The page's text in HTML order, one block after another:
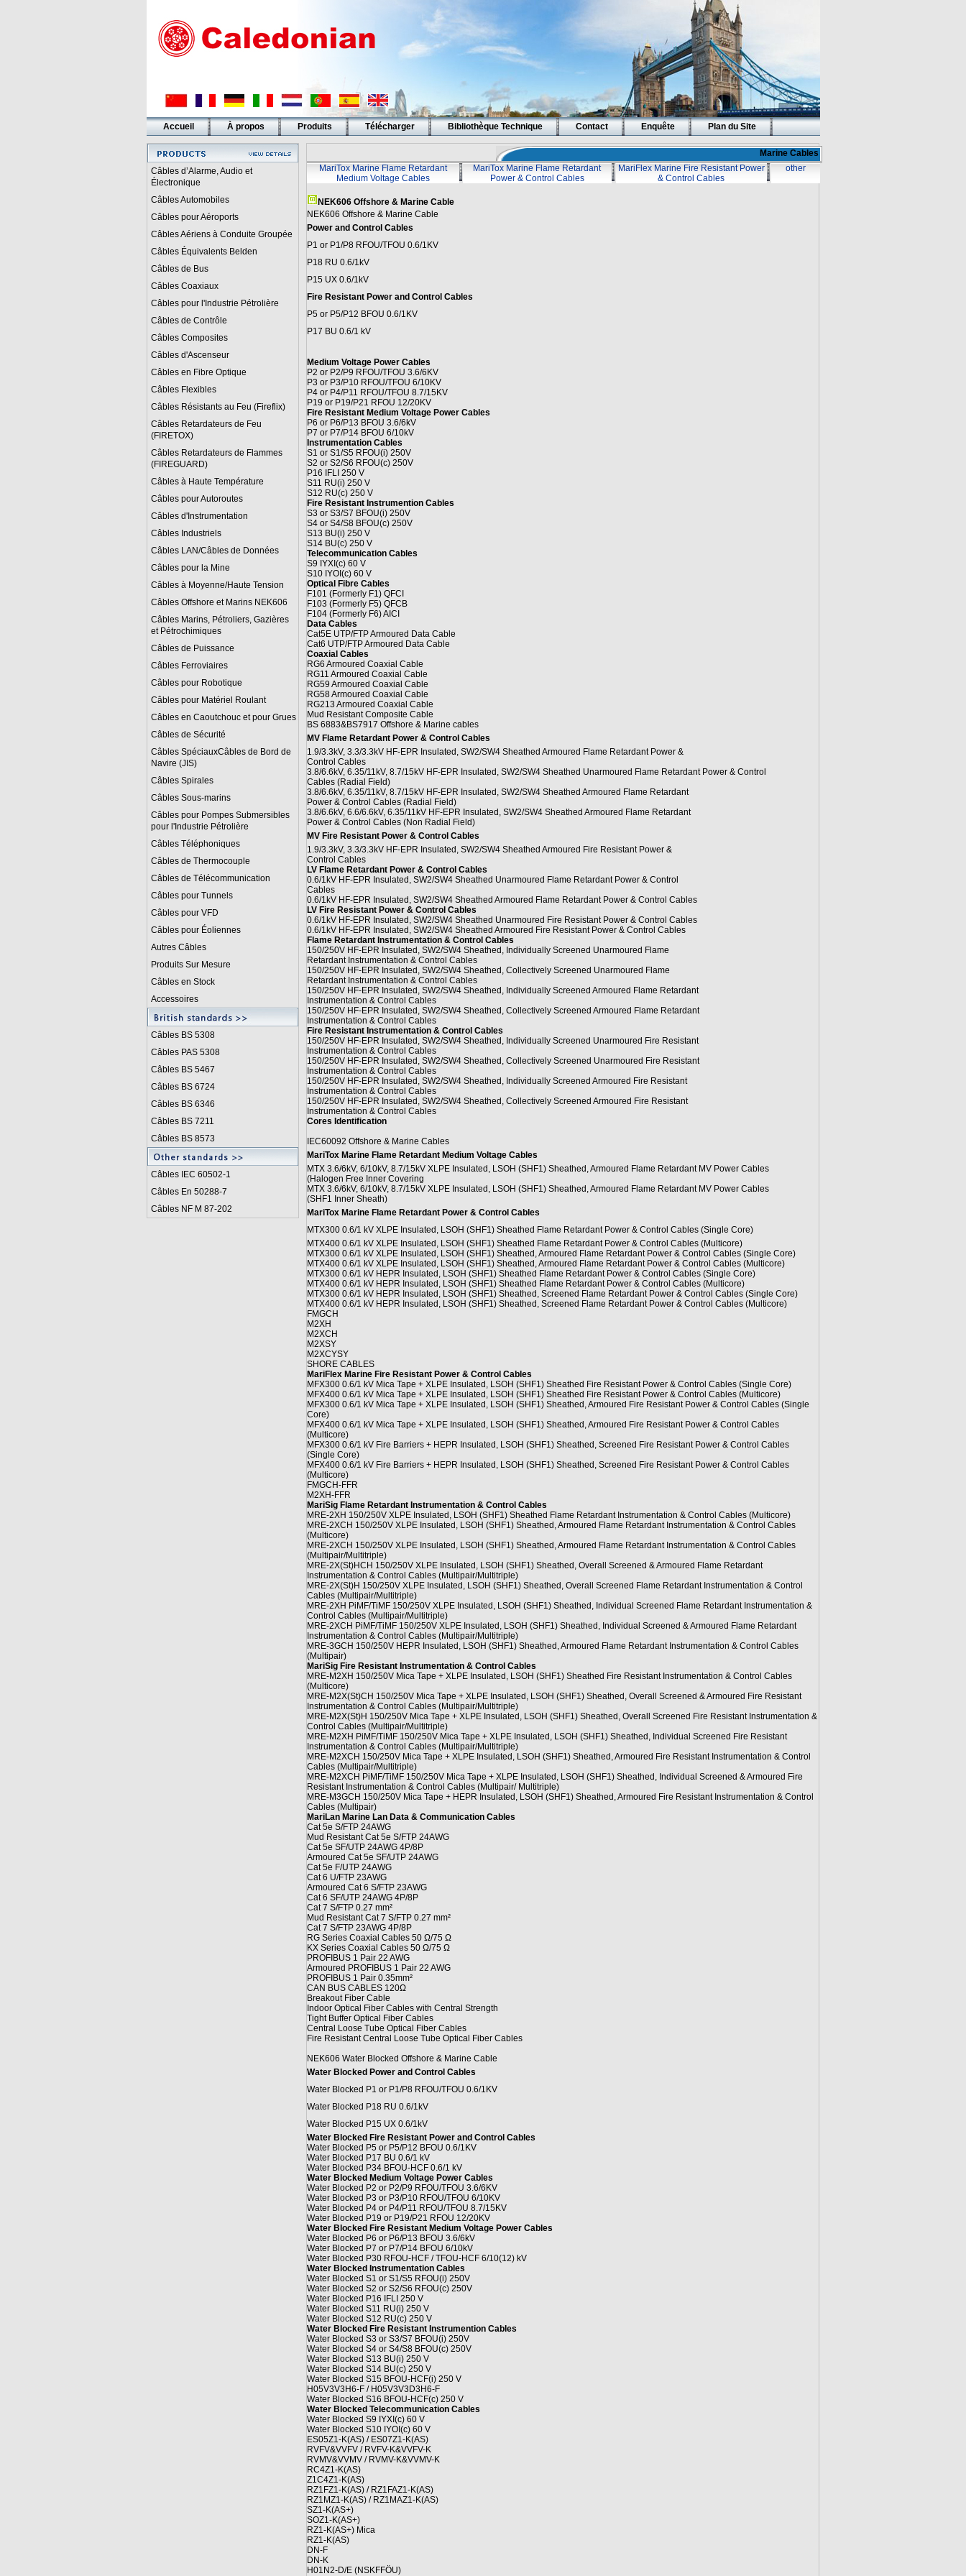
Accueil À propos Produits Télécharger Bibliothèque Technique Contact Enquête
Plan du Site
Liens
Câbles d’Alarme, Audio et
Électronique
Câbles Automobiles
Câbles pour Aéroports
Câbles Aériens à Conduite Groupée
Câbles Équivalents Belden
Câbles de Bus
Câbles Coaxiaux
Câbles pour l'Industrie Pétrolière
Câbles de Contrôle
Câbles Composites
Câbles d'Ascenseur
Câbles en Fibre Optique
Câbles Flexibles
Câbles Résistants au Feu (Fireflix)
Câbles Retardateurs de Feu
(FIRETOX)
Câbles Retardateurs de Flammes
(FIREGUARD)
Câbles à Haute Température
Câbles pour Autoroutes
Câbles d'Instrumentation
Câbles Industriels
Câbles LAN/Câbles de Données
Câbles pour la Mine
Câbles à Moyenne/Haute Tension
Câbles Offshore et Marins NEK606
Câbles Marins, Pétroliers, Gazières
et Pétrochimiques
Câbles de Puissance
Câbles Ferroviaires
Câbles pour Robotique
Câbles pour Matériel Roulant
Câbles en Caoutchouc et pour Grues
Câbles de Sécurité
Câbles SpéciauxCâbles de Bord de
Navire (JIS)
Câbles Spirales
Câbles Sous-marins
Câbles pour Pompes Submersibles
pour l'Industrie Pétrolière
Câbles Téléphoniques
Câbles de Thermocouple
Câbles de Télécommunication
Câbles pour Tunnels
Câbles pour VFD
Câbles pour Éoliennes
Autres Câbles
Produits Sur Mesure
Câbles en Stock
Accessoires
Câbles BS 5308
Câbles PAS 5308
Câbles BS 5467
Câbles BS 6724
Câbles BS 6346
Câbles BS 7211
Câbles BS 8573
Câbles IEC 60502-1
Câbles En 50288-7
Câbles NF M 87-202
Marine Cables
MariTox Marine Flame Retardant
Medium Voltage Cables
MariTox Marine Flame Retardant
Power & Control Cables
MariFlex Marine Fire Resistant Power
& Control Cables
other
NEK606 Offshore & Marine Cable
NEK606 Offshore & Marine Cable
Power and Control Cables
P1 or P1/P8 RFOU/TFOU 0.6/1KV
P18 RU 0.6/1kV
P15 UX 0.6/1kV
Fire Resistant Power and Control Cables
P5 or P5/P12 BFOU 0.6/1KV
P17 BU 0.6/1 kV
Medium Voltage Power Cables
P2 or P2/P9 RFOU/TFOU 3.6/6KV
P3 or P3/P10 RFOU/TFOU 6/10KV
P4 or P4/P11 RFOU/TFOU 8.7/15KV
P19 or P19/P21 RFOU 12/20KV
Fire Resistant Medium Voltage Power Cables
P6 or P6/P13 BFOU 3.6/6kV
P7 or P7/P14 BFOU 6/10kV
Instrumentation Cables
S1 or S1/S5 RFOU(i) 250V
S2 or S2/S6 RFOU(c) 250V
P16 IFLI 250 V
S11 RU(i) 250 V
S12 RU(c) 250 V
Fire Resistant Instrumention Cables
S3 or S3/S7 BFOU(i) 250V
S4 or S4/S8 BFOU(c) 250V
S13 BU(i) 250 V
S14 BU(c) 250 V
Telecommunication Cables
S9 IYXI(c) 60 V
S10 IYOI(c) 60 V
Optical Fibre Cables
F101 (Formerly F1) QFCI
F103 (Formerly F5) QFCB
F104 (Formerly F6) AICI
Data Cables
Cat5E UTP/FTP Armoured Data Cable
Cat6 UTP/FTP Armoured Data Cable
Coaxial Cables
RG6 Armoured Coaxial Cable
RG11 Armoured Coaxial Cable
RG59 Armoured Coaxial Cable
RG58 Armoured Coaxial Cable
RG213 Armoured Coaxial Cable
Mud Resistant Composite Cable
BS 6883&BS7917 Offshore & Marine cables
MV Flame Retardant Power & Control Cables
1.9/3.3kV, 3.3/3.3kV HF-EPR Insulated, SW2/SW4 Sheathed Armoured Flame Retardant Power &
Control Cables
3.8/6.6kV, 6.35/11kV, 8.7/15kV HF-EPR Insulated, SW2/SW4 Sheathed Unarmoured Flame Retardant Power & Control
Cables (Radial Field)
3.8/6.6kV, 6.35/11kV, 8.7/15kV HF-EPR Insulated, SW2/SW4 Sheathed Armoured Flame Retardant
Power & Control Cables (Radial Field)
3.8/6.6kV, 6.6/6.6kV, 6.35/11kV HF-EPR Insulated, SW2/SW4 Sheathed Armoured Flame Retardant
Power & Control Cables (Non Radial Field)
MV Fire Resistant Power & Control Cables
1.9/3.3kV, 3.3/3.3kV HF-EPR Insulated, SW2/SW4 Sheathed Armoured Fire Resistant Power &
Control Cables
LV Flame Retardant Power & Control Cables
0.6/1kV HF-EPR Insulated, SW2/SW4 Sheathed Unarmoured Flame Retardant Power & Control
Cables
0.6/1kV HF-EPR Insulated, SW2/SW4 Sheathed Armoured Flame Retardant Power & Control Cables
LV Fire Resistant Power & Control Cables
0.6/1kV HF-EPR Insulated, SW2/SW4 Sheathed Unarmoured Fire Resistant Power & Control Cables
0.6/1kV HF-EPR Insulated, SW2/SW4 Sheathed Armoured Fire Resistant Power & Control Cables
Flame Retardant Instrumentation & Control Cables
150/250V HF-EPR Insulated, SW2/SW4 Sheathed, Individually Screened Unarmoured Flame
Retardant Instrumentation & Control Cables
150/250V HF-EPR Insulated, SW2/SW4 Sheathed, Collectively Screened Unarmoured Flame
Retardant Instrumentation & Control Cables
150/250V HF-EPR Insulated, SW2/SW4 Sheathed, Individually Screened Armoured Flame Retardant
Instrumentation & Control Cables
150/250V HF-EPR Insulated, SW2/SW4 Sheathed, Collectively Screened Armoured Flame Retardant
Instrumentation & Control Cables
Fire Resistant Instrumentation & Control Cables
150/250V HF-EPR Insulated, SW2/SW4 Sheathed, Individually Screened Unarmoured Fire Resistant
Instrumentation & Control Cables
150/250V HF-EPR Insulated, SW2/SW4 Sheathed, Collectively Screened Unarmoured Fire Resistant
Instrumentation & Control Cables
150/250V HF-EPR Insulated, SW2/SW4 Sheathed, Individually Screened Armoured Fire Resistant
Instrumentation & Control Cables
150/250V HF-EPR Insulated, SW2/SW4 Sheathed, Collectively Screened Armoured Fire Resistant
Instrumentation & Control Cables
Cores Identification
IEC60092 Offshore & Marine Cables
MariTox Marine Flame Retardant Medium Voltage Cables
MTX 3.6/6kV, 6/10kV, 8.7/15kV XLPE Insulated, LSOH (SHF1) Sheathed, Armoured Flame Retardant MV Power Cables
(Halogen Free Inner Covering
MTX 3.6/6kV, 6/10kV, 8.7/15kV XLPE Insulated, LSOH (SHF1) Sheathed, Armoured Flame Retardant MV Power Cables
(SHF1 Inner Sheath)
MariTox Marine Flame Retardant Power & Control Cables
MTX300 0.6/1 kV XLPE Insulated, LSOH (SHF1) Sheathed Flame Retardant Power & Control Cables (Single Core)
MTX400 0.6/1 kV XLPE Insulated, LSOH (SHF1) Sheathed Flame Retardant Power & Control Cables (Multicore)
MTX300 0.6/1 kV XLPE Insulated, LSOH (SHF1) Sheathed, Armoured Flame Retardant Power & Control Cables (Single Core)
MTX400 0.6/1 kV XLPE Insulated, LSOH (SHF1) Sheathed, Armoured Flame Retardant Power & Control Cables (Multicore)
MTX300 0.6/1 kV HEPR Insulated, LSOH (SHF1) Sheathed Flame Retardant Power & Control Cables (Single Core)
MTX400 0.6/1 kV HEPR Insulated, LSOH (SHF1) Sheathed Flame Retardant Power & Control Cables (Multicore)
MTX300 0.6/1 kV HEPR Insulated, LSOH (SHF1) Sheathed, Screened Flame Retardant Power & Control Cables (Single Core)
MTX400 0.6/1 kV HEPR Insulated, LSOH (SHF1) Sheathed, Screened Flame Retardant Power & Control Cables (Multicore)
FMGCH
M2XH
M2XCH
M2XSY
M2XCYSY
SHORE CABLES
MariFlex Marine Fire Resistant Power & Control Cables
MFX300 0.6/1 kV Mica Tape + XLPE Insulated, LSOH (SHF1) Sheathed Fire Resistant Power & Control Cables (Single Core)
MFX400 0.6/1 kV Mica Tape + XLPE Insulated, LSOH (SHF1) Sheathed Fire Resistant Power & Control Cables (Multicore)
MFX300 0.6/1 kV Mica Tape + XLPE Insulated, LSOH (SHF1) Sheathed, Armoured Fire Resistant Power & Control Cables (Single
Core)
MFX400 0.6/1 kV Mica Tape + XLPE Insulated, LSOH (SHF1) Sheathed, Armoured Fire Resistant Power & Control Cables
(Multicore)
MFX300 0.6/1 kV Fire Barriers + HEPR Insulated, LSOH (SHF1) Sheathed, Screened Fire Resistant Power & Control Cables
(Single Core)
MFX400 0.6/1 kV Fire Barriers + HEPR Insulated, LSOH (SHF1) Sheathed, Screened Fire Resistant Power & Control Cables
(Multicore)
FMGCH-FFR
M2XH-FFR
MariSig Flame Retardant Instrumentation & Control Cables
MRE-2XH 150/250V XLPE Insulated, LSOH (SHF1) Sheathed Flame Retardant Instrumentation & Control Cables (Multicore)
MRE-2XCH 150/250V XLPE Insulated, LSOH (SHF1) Sheathed, Armoured Flame Retardant Instrumentation & Control Cables
(Multicore)
MRE-2XCH 150/250V XLPE Insulated, LSOH (SHF1) Sheathed, Armoured Flame Retardant Instrumentation & Control Cables
(Multipair/Multitriple)
MRE-2X(St)HCH 150/250V XLPE Insulated, LSOH (SHF1) Sheathed, Overall Screened & Armoured Flame Retardant
Instrumentation & Control Cables (Multipair/Multitriple)
MRE-2X(St)H 150/250V XLPE Insulated, LSOH (SHF1) Sheathed, Overall Screened Flame Retardant Instrumentation & Control
Cables (Multipair/Multitriple)
MRE-2XH PiMF/TiMF 150/250V XLPE Insulated, LSOH (SHF1) Sheathed, Individual Screened Flame Retardant Instrumentation &
Control Cables (Multipair/Multitriple)
MRE-2XCH PiMF/TiMF 150/250V XLPE Insulated, LSOH (SHF1) Sheathed, Individual Screened & Armoured Flame Retardant
Instrumentation & Control Cables (Multipair/Multitriple)
MRE-3GCH 150/250V HEPR Insulated, LSOH (SHF1) Sheathed, Armoured Flame Retardant Instrumentation & Control Cables
(Multipair)
MariSig Fire Resistant Instrumentation & Control Cables
MRE-M2XH 150/250V Mica Tape + XLPE Insulated, LSOH (SHF1) Sheathed Fire Resistant Instrumentation & Control Cables
(Multicore)
MRE-M2X(St)CH 150/250V Mica Tape + XLPE Insulated, LSOH (SHF1) Sheathed, Overall Screened & Armoured Fire Resistant
Instrumentation & Control Cables (Multipair/Multitriple)
MRE-M2X(St)H 150/250V Mica Tape + XLPE Insulated, LSOH (SHF1) Sheathed, Overall Screened Fire Resistant Instrumentation &
Control Cables (Multipair/Multitriple)
MRE-M2XH PiMF/TiMF 150/250V Mica Tape + XLPE Insulated, LSOH (SHF1) Sheathed, Individual Screened Fire Resistant
Instrumentation & Control Cables (Multipair/Multitriple)
MRE-M2XCH 150/250V Mica Tape + XLPE Insulated, LSOH (SHF1) Sheathed, Armoured Fire Resistant Instrumentation & Control
Cables (Multipair/Multitriple)
MRE-M2XCH PiMF/TiMF 150/250V Mica Tape + XLPE Insulated, LSOH (SHF1) Sheathed, Individual Screened & Armoured Fire
Resistant Instrumentation & Control Cables (Multipair/ Multitriple)
MRE-M3GCH 150/250V Mica Tape + HEPR Insulated, LSOH (SHF1) Sheathed, Armoured Fire Resistant Instrumentation & Control
Cables (Multipair)
MariLan Marine Lan Data & Communication Cables
Cat 5e S/FTP 24AWG
Mud Resistant Cat 5e S/FTP 24AWG
Cat 5e SF/UTP 24AWG 4P/8P
Armoured Cat 5e SF/UTP 24AWG
Cat 5e F/UTP 24AWG
Cat 6 U/FTP 23AWG
Armoured Cat 6 S/FTP 23AWG
Cat 6 SF/UTP 24AWG 4P/8P
Cat 7 S/FTP 0.27 mm²
Mud Resistant Cat 7 S/FTP 0.27 mm²
Cat 7 S/FTP 23AWG 4P/8P
RG Series Coaxial Cables 50 Ω/75 Ω
KX Series Coaxial Cables 50 Ω/75 Ω
PROFIBUS 1 Pair 22 AWG
Armoured PROFIBUS 1 Pair 22 AWG
PROFIBUS 1 Pair 0.35mm²
CAN BUS CABLES 120Ω
Breakout Fiber Cable
Indoor Optical Fiber Cables with Central Strength
Tight Buffer Optical Fiber Cables
Central Loose Tube Optical Fiber Cables
Fire Resistant Central Loose Tube Optical Fiber Cables
NEK606 Water Blocked Offshore & Marine Cable
Water Blocked Power and Control Cables
Water Blocked P1 or P1/P8 RFOU/TFOU 0.6/1KV
Water Blocked P18 RU 0.6/1kV
Water Blocked P15 UX 0.6/1kV
Water Blocked Fire Resistant Power and Control Cables
Water Blocked P5 or P5/P12 BFOU 0.6/1KV
Water Blocked P17 BU 0.6/1 kV
Water Blocked P34 BFOU-HCF 0.6/1 kV
Water Blocked Medium Voltage Power Cables
Water Blocked P2 or P2/P9 RFOU/TFOU 3.6/6KV
Water Blocked P3 or P3/P10 RFOU/TFOU 6/10KV
Water Blocked P4 or P4/P11 RFOU/TFOU 8.7/15KV
Water Blocked P19 or P19/P21 RFOU 12/20KV
Water Blocked Fire Resistant Medium Voltage Power Cables
Water Blocked P6 or P6/P13 BFOU 3.6/6kV
Water Blocked P7 or P7/P14 BFOU 6/10kV
Water Blocked P30 RFOU-HCF / TFOU-HCF 6/10(12) kV
Water Blocked Instrumentation Cables
Water Blocked S1 or S1/S5 RFOU(i) 250V
Water Blocked S2 or S2/S6 RFOU(c) 250V
Water Blocked P16 IFLI 250 V
Water Blocked S11 RU(i) 250 V
Water Blocked S12 RU(c) 250 V
Water Blocked Fire Resistant Instrumention Cables
Water Blocked S3 or S3/S7 BFOU(i) 250V
Water Blocked S4 or S4/S8 BFOU(c) 250V
Water Blocked S13 BU(i) 250 V
Water Blocked S14 BU(c) 250 V
Water Blocked S15 BFOU-HCF(i) 250 V
H05V3V3H6-F / H05V3V3D3H6-F
Water Blocked S16 BFOU-HCF(c) 250 V
Water Blocked Telecommunication Cables
Water Blocked S9 IYXI(c) 60 V
Water Blocked S10 IYOI(c) 60 V
ES05Z1-K(AS) / ES07Z1-K(AS)
RVFV&VVFV / RVFV-K&VVFV-K
RVMV&VVMV / RVMV-K&VVMV-K
RC4Z1-K(AS)
Z1C4Z1-K(AS)
RZ1FZ1-K(AS) / RZ1FAZ1-K(AS)
RZ1MZ1-K(AS) / RZ1MAZ1-K(AS)
SZ1-K(AS+)
SOZ1-K(AS+)
RZ1-K(AS+) Mica
RZ1-K(AS)
DN-F
DN-K
H01N2-D/E (NSKFFÖU)